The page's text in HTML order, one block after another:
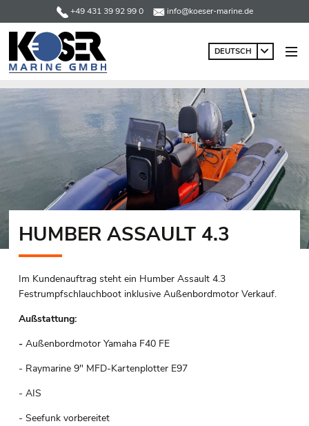
+49 431 39 92 99 0 info@koeser-marine.de
DEUTSCH
HUMBER ASSAULT 4.3
Im Kundenauftrag steht ein Humber Assault 4.3
Festrumpfschlauchboot inklusive Außenbordmotor Verkauf.
Außstattung:
-Außenbordmotor Yamaha F40 FE
- Raymarine 9" MFD-Kartenplotter E97
- AIS
- Seefunk vorbereitet